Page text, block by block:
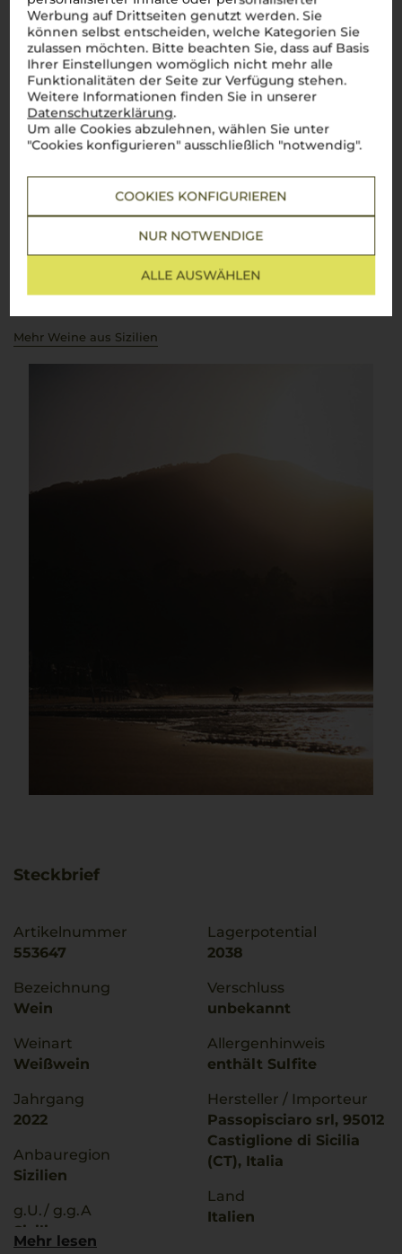
Werbung auf Drittseiten genutzt werden. Sie
können selbst entscheiden, welche Kategorien Sie
zulassen möchten. Bitte beachten Sie, dass auf Basis
Ihrer Einstellungen womöglich nicht mehr alle
Funktionalitäten der Seite zur Verfügung stehen.
Weitere Informationen finden Sie in unserer
Datenschutzerklärung.
Um alle Cookies abzulehnen, wählen Sie unter
"Cookies konfigurieren" ausschließlich "notwendig".
COOKIES KONFIGURIEREN
NUR NOTWENDIGE
ALLE AUSWÄHLEN
Über die Region
Sizilien
Die Weininsel voller Sonne und Leidenschaft
Sizilien, die sonnenverwöhnte Insel im Mittelmeer,
beeindruckt mit einer Weintradition, die bis in die Antike
zurückreicht. Hier, auf vulkanischen Böden und unter einem
d'Avolaund der lebendigeGrillo. Auf 165.000 Hektar
Rebfläche zeigt sich eine beeindruckende Vielfalt, die den
Küstenebenen entstehen Weine, die das Herz eines jeden
Weinliebhabers höher schlagen lassen. Große Namen wie
Tasca d'Almerita
herausragende Qualitätsizilianischer Weine
Insel ist wie ein kurzer Ausflug nach Italien – voller
Mehr Weine aus Sizilien
Steckbrief
Artikelnummer
553647
Bezeichnung
Wein
Weinart
Weißwein
Jahrgang
2022
Anbauregion
Sizilien
g.U./ g.g.A
Sicilia
Lagerpotential
2038
Verschluss
unbekannt
Allergenhinweis
enthält Sulfite
Hersteller / Importeur
Passopisciaro srl, 95012
Castiglione di Sicilia
(CT), Italia
Land
Italien
Mehr lesen